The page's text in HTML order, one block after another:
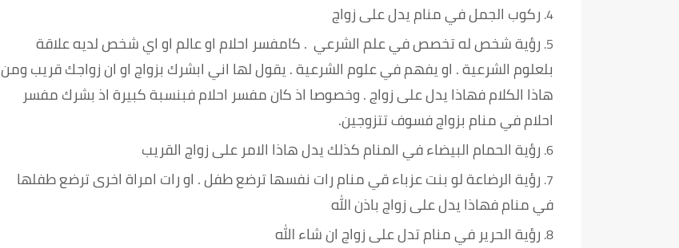
ركوب الجمل في منام يدل على زواج
رؤية شخص له تخصص في علم الشرعي . كامفسر احلام او عالم او اي شخص لديه علاقة
بلعلوم الشرعية . او يفهم في علوم الشرعية . يقول لها اني ابشرك بزواج او ان زواجك قريب ومن
هاذا الكلام فهاذا يدل على زواج . وخصوصا اذ كان مفسر احلام فبنسبة كبيرة اذ بشرك مفسر
احلام في منام بزواج فسوف تتزوجين.
رؤية الحمام البيضاء في المنام كذلك يدل هاذا الامر على زواج القريب
رؤية الرضاعة لو بنت عزباء قي منام رات نفسها ترضع طفل . او رات امراة اخرى ترضع طفلها
في منام فهاذا يدل على زواج باذن الله
رؤية الحرير في منام تدل على زواج ان شاء الله